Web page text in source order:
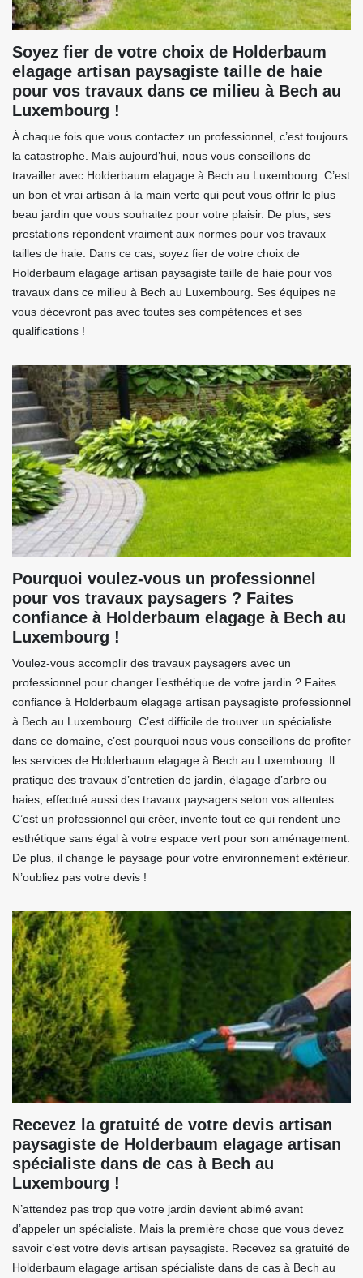
Soyez fier de votre choix de Holderbaum
elagage artisan paysagiste taille de haie
pour vos travaux dans ce milieu à Bech au
Luxembourg !
À chaque fois que vous contactez un professionnel, c’est toujours
la catastrophe. Mais aujourd’hui, nous vous conseillons de
travailler avec Holderbaum elagage à Bech au Luxembourg. C’est
un bon et vrai artisan à la main verte qui peut vous offrir le plus
beau jardin que vous souhaitez pour votre plaisir. De plus, ses
prestations répondent vraiment aux normes pour vos travaux
tailles de haie. Dans ce cas, soyez fier de votre choix de
Holderbaum elagage artisan paysagiste taille de haie pour vos
travaux dans ce milieu à Bech au Luxembourg. Ses équipes ne
vous décevront pas avec toutes ses compétences et ses
qualifications !
Pourquoi voulez-vous un professionnel
pour vos travaux paysagers ? Faites
confiance à Holderbaum elagage à Bech au
Luxembourg !
Voulez-vous accomplir des travaux paysagers avec un
professionnel pour changer l’esthétique de votre jardin ? Faites
confiance à Holderbaum elagage artisan paysagiste professionnel
à Bech au Luxembourg. C’est difficile de trouver un spécialiste
dans ce domaine, c’est pourquoi nous vous conseillons de profiter
les services de Holderbaum elagage à Bech au Luxembourg. Il
pratique des travaux d’entretien de jardin, élagage d’arbre ou
haies, effectué aussi des travaux paysagers selon vos attentes.
C’est un professionnel qui créer, invente tout ce qui rendent une
esthétique sans égal à votre espace vert pour son aménagement.
De plus, il change le paysage pour votre environnement extérieur.
N’oubliez pas votre devis !
Recevez la gratuité de votre devis artisan
paysagiste de Holderbaum elagage artisan
spécialiste dans de cas à Bech au
Luxembourg !
N’attendez pas trop que votre jardin devient abimé avant
d’appeler un spécialiste. Mais la première chose que vous devez
savoir c’est votre devis artisan paysagiste. Recevez sa gratuité de
Holderbaum elagage artisan spécialiste dans de cas à Bech au